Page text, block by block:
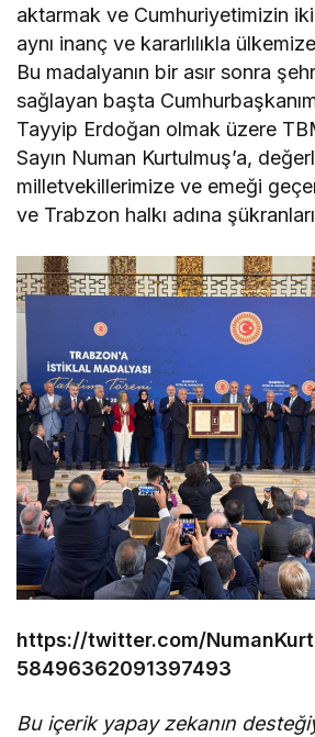
aktarmak ve Cumhuriyetimizin
aynı inanç ve kararlılıkla
Bu madalyanın bir asır sonra
sağlayan başta
Tayyip Erdoğan olmak üzere
Sayın Numan Kurtulmuş’a,
milletvekillerimize ve emeği
ve Trabzon halkı adına
https://twitter.com/
58496362091397493
Bu içerik yapay zekanın